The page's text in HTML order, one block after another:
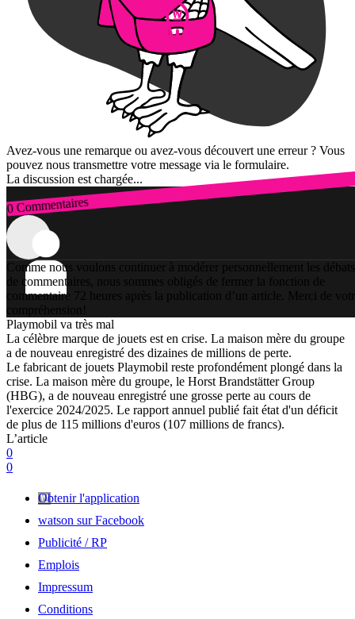
Avez-vous une remarque ou avez-vous découvert une erreur ? Vous
pouvez nous transmettre votre message via le formulaire.
La discussion est chargée...
0 Commentaires
Connexion
Comme nous voulons continuer à modérer personnellement les débats
de commentaires, nous sommes obligés de fermer la fonction de
commentaire 72 heures après la publication d’un article. Merci de
compréhension!
Playmobil va très mal
La célèbre marque de jouets est en crise. La maison mère du groupe
a de nouveau enregistré des dizaines de millions de perte.
Le fabricant de jouets Playmobil reste profondément plongé dans la
crise. La maison mère du groupe, le Horst Brandstätter Group
(HBG), a de nouveau enregistré une grosse perte au cours de
l'exercice 2024/2025. Le rapport annuel publié fait état d'un déficit
de plus de 115 millions d'euros (107 millions de francs).
L’article
0
0
Obtenir l'application
watson sur Facebook
Publicité / RP
Emplois
Impressum
Conditions